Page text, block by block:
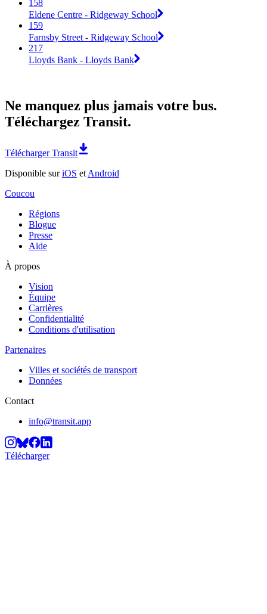
158
Eldene Centre - Ridgeway School
159
Farnsby Street - Ridgeway School
217
Lloyds Bank - Lloyds Bank
Ne manquez plus jamais votre bus.
Téléchargez Transit.
Télécharger Transit
Disponible suriOS et Android
Coucou
Régions
Blogue
Presse
Aide
À propos
Vision
Équipe
Carrières
Confidentialité
Conditions d'utilisation
Partenaires
Villes et sociétés de transport
Données
Contact
info@transit.app
Télécharger